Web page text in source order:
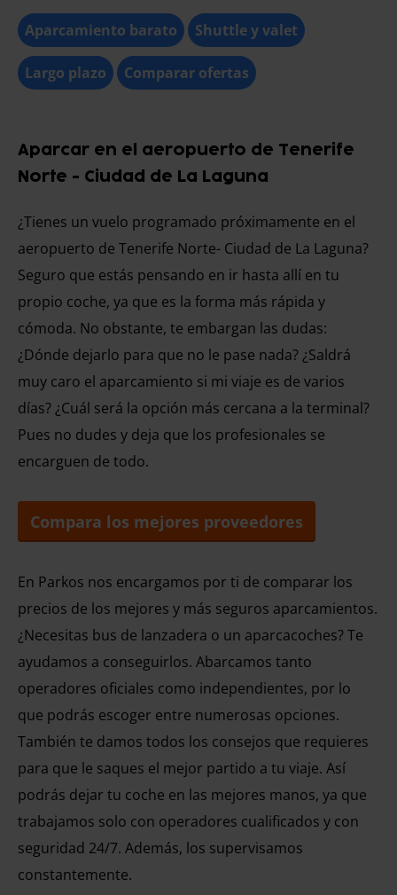
Aparcamiento barato Shuttle y valet
Largo plazo Comparar ofertas
Aparcar en el aeropuerto de Tenerife
Norte - Ciudad de La Laguna
¿Tienes un vuelo programado próximamente en el
aeropuerto de Tenerife Norte- Ciudad de La Laguna?
Seguro que estás pensando en ir hasta allí en tu
propio coche, ya que es la forma más rápida y
cómoda. No obstante, te embargan las dudas:
¿Dónde dejarlo para que no le pase nada? ¿Saldrá
muy caro el aparcamiento si mi viaje es de varios
días? ¿Cuál será la opción más cercana a la terminal?
Pues no dudes y deja que los profesionales se
encarguen de todo.
Compara los mejores proveedores
En Parkos nos encargamos por ti de comparar los
precios de los mejores y más seguros aparcamientos.
¿Necesitas bus de lanzadera o un aparcacoches? Te
ayudamos a conseguirlos. Abarcamos tanto
operadores oficiales como independientes, por lo
que podrás escoger entre numerosas opciones.
También te damos todos los consejos que requieres
para que le saques el mejor partido a tu viaje. Así
podrás dejar tu coche en las mejores manos, ya que
trabajamos solo con operadores cualificados y con
seguridad 24/7. Además, los supervisamos
constantemente.